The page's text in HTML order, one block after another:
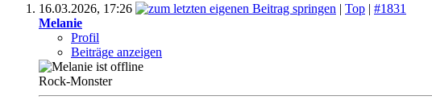
16.03.2026, 17:26 | Top | #1831
Melanie
Profil
Beiträge anzeigen
Rock-Monster